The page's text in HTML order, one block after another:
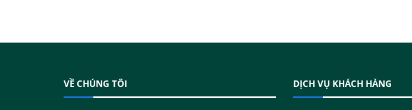
VỀ CHÚNG TÔI DỊCH VỤ KHÁCH HÀNG